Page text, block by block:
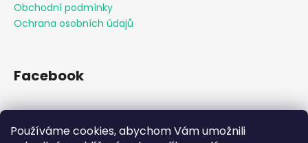
Používáme cookies, abychom Vám umožnili
Obchodní podmínky
Ochrana osobních údajů
Facebook